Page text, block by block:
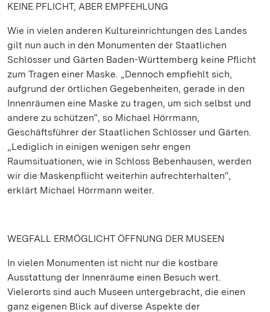
KEINE PFLICHT, ABER EMPFEHLUNG
Wie in vielen anderen Kultureinrichtungen des Landes
gilt nun auch in den Monumenten der Staatlichen
Schlösser und Gärten Baden-Württemberg keine Pflicht
zum Tragen einer Maske. „Dennoch empfiehlt sich,
aufgrund der örtlichen Gegebenheiten, gerade in den
Innenräumen eine Maske zu tragen, um sich selbst und
andere zu schützen“, so Michael Hörrmann,
Geschäftsführer der Staatlichen Schlösser und Gärten.
„Lediglich in einigen wenigen sehr engen
Raumsituationen, wie in Schloss Bebenhausen, werden
wir die Maskenpflicht weiterhin aufrechterhalten“,
erklärt Michael Hörrmann weiter.
WEGFALL ERMÖGLICHT ÖFFNUNG DER MUSEEN
In vielen Monumenten ist nicht nur die kostbare
Ausstattung der Innenräume einen Besuch wert.
Vielerorts sind auch Museen untergebracht, die einen
ganz eigenen Blick auf diverse Aspekte der